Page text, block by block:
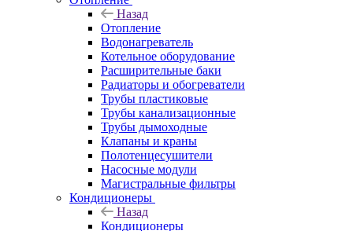
Назад
Отопление
Водонагреватель
Котельное оборудование
Расширительные баки
Радиаторы и обогреватели
Трубы пластиковые
Трубы канализационные
Трубы дымоходные
Клапаны и краны
Полотенцесушители
Насосные модули
Магистральные фильтры
Кондиционеры
Назад
Кондиционеры